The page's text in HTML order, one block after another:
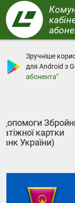
Перейти
до
основного
вмісту
Зручніше
для Android з
абонента"